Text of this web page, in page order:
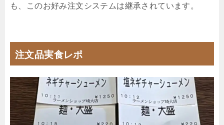
も、このお好み注文システムは継承されています。
注文品実食レポ